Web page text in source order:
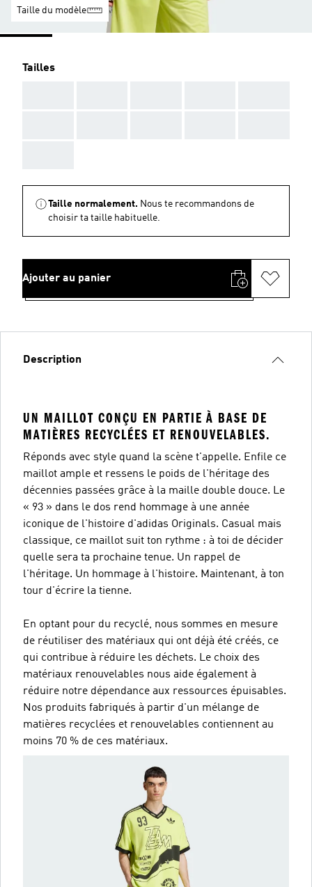
Taille du modèle
Tailles
Taille normalement. Nous te recommandons de
choisir ta taille habituelle.
Ajouter au panier
Description
UN MAILLOT CONÇU EN PARTIE À BASE DE
MATIÈRES RECYCLÉES ET RENOUVELABLES.
Réponds avec style quand la scène t'appelle. Enfile ce
maillot ample et ressens le poids de l'héritage des
décennies passées grâce à la maille double douce. Le
« 93 » dans le dos rend hommage à une année
iconique de l'histoire d'adidas Originals. Casual mais
classique, ce maillot suit ton rythme : à toi de décider
quelle sera ta prochaine tenue. Un rappel de
l'héritage. Un hommage à l'histoire. Maintenant, à ton
tour d'écrire la tienne.
En optant pour du recyclé, nous sommes en mesure
de réutiliser des matériaux qui ont déjà été créés, ce
qui contribue à réduire les déchets. Le choix des
matériaux renouvelables nous aide également à
réduire notre dépendance aux ressources épuisables.
Nos produits fabriqués à partir d'un mélange de
matières recyclées et renouvelables contiennent au
moins 70 % de ces matériaux.